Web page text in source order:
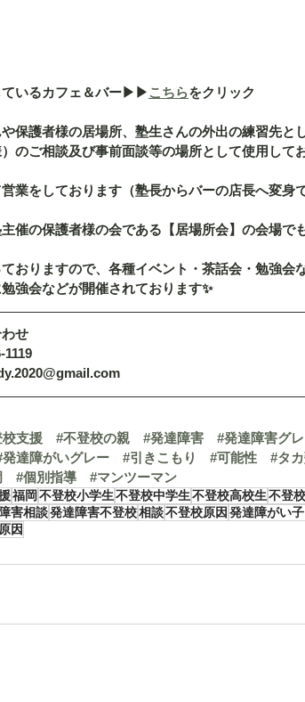
ているカフェ＆バー▶︎▶︎こちらをクリック
保護者様の居場所、塾生さんの外出の練習先と
のご相談及び事前面談等の場所として使用して
業をしております（塾長からバーの店長へ変身で
催の保護者様の会である【居場所会】の会場で
おりますので、各種イベント・茶話会・勉強会
強会などが開催されております✨
せ
1119
支援 #不登校の親 #発達障害 #発達障害グ
発達障がいグレー #引きこもり #可能性
#タ
#個別指導 #マンツーマン
福岡 不登校小学生不登校中学生不登校高校生不登
害相談発達障害不登校相談不登校原因 発達障がい
原因